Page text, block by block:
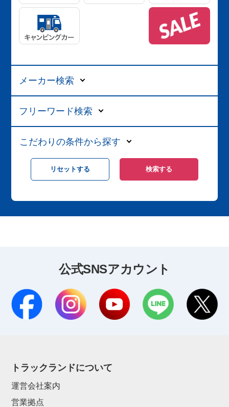
メーカー検索
フリーワード検索
こだわりの条件から探す
公式SNSアカウント
トラックランドについて
運営会社案内
営業拠点